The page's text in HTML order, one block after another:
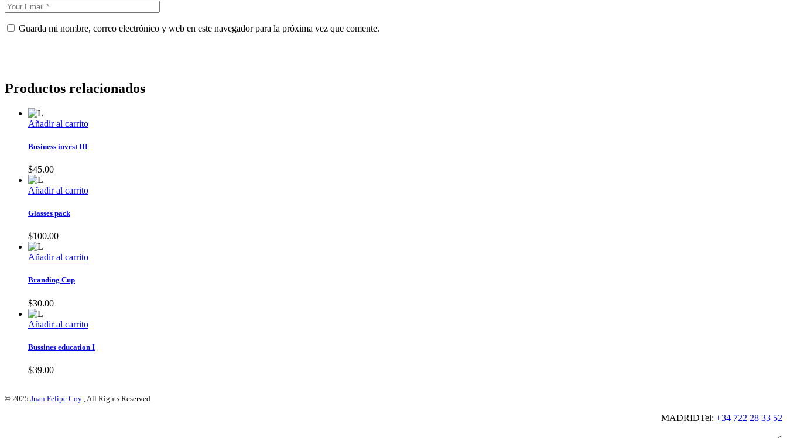
Guarda mi nombre, correo electrónico y web en este navegador para la próxima vez que comente.
Productos relacionados
Añadir al carrito
Business invest III
$45.00
Añadir al carrito
Glasses pack
$100.00
Añadir al carrito
Branding Cup
$30.00
Añadir al carrito
Bussines education I
$39.00
© 2025 Juan Felipe Coy , All Rights Reserved
MADRIDTel: +34 722 28 33 52